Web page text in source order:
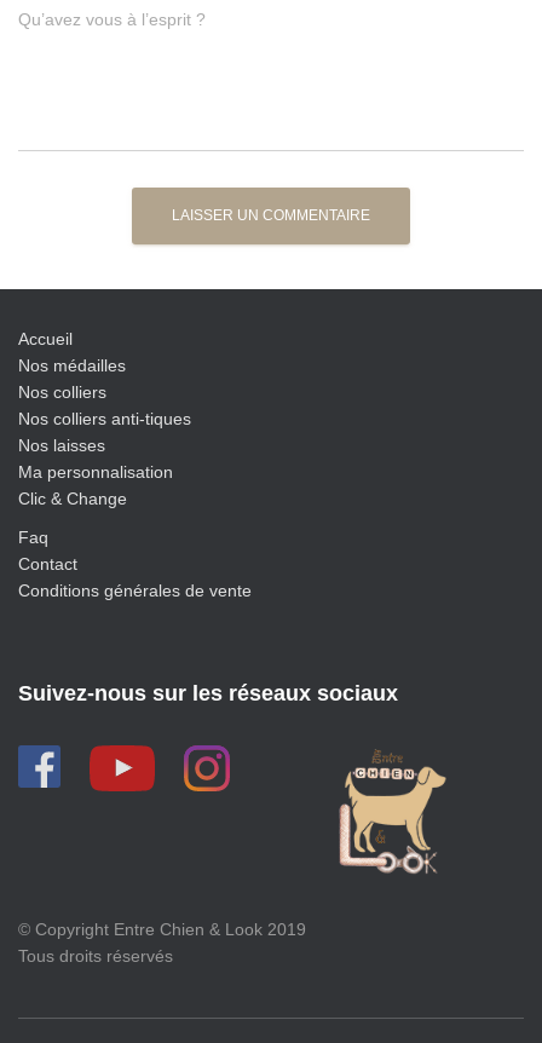
Qu’avez vous à l’esprit ?
Accueil
Nos médailles
Nos colliers
Nos colliers anti-tiques
Nos laisses
Ma personnalisation
Clic & Change
Faq
Contact
Conditions générales de vente
Suivez-nous sur les réseaux sociaux
© Copyright Entre Chien & Look 2019
Tous droits réservés